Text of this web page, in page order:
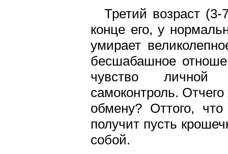
Третий возраст
конце его, у
умирает
бесшабашное
чувство личной
самоконтроль.
обмену? Оттого,
получит пусть
собой.